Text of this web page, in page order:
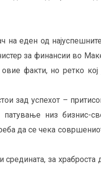
на еден од
за финансии во
факти, но ретко кој
зад успехот –
низ бизнис-
да се чека
средината, за храброста